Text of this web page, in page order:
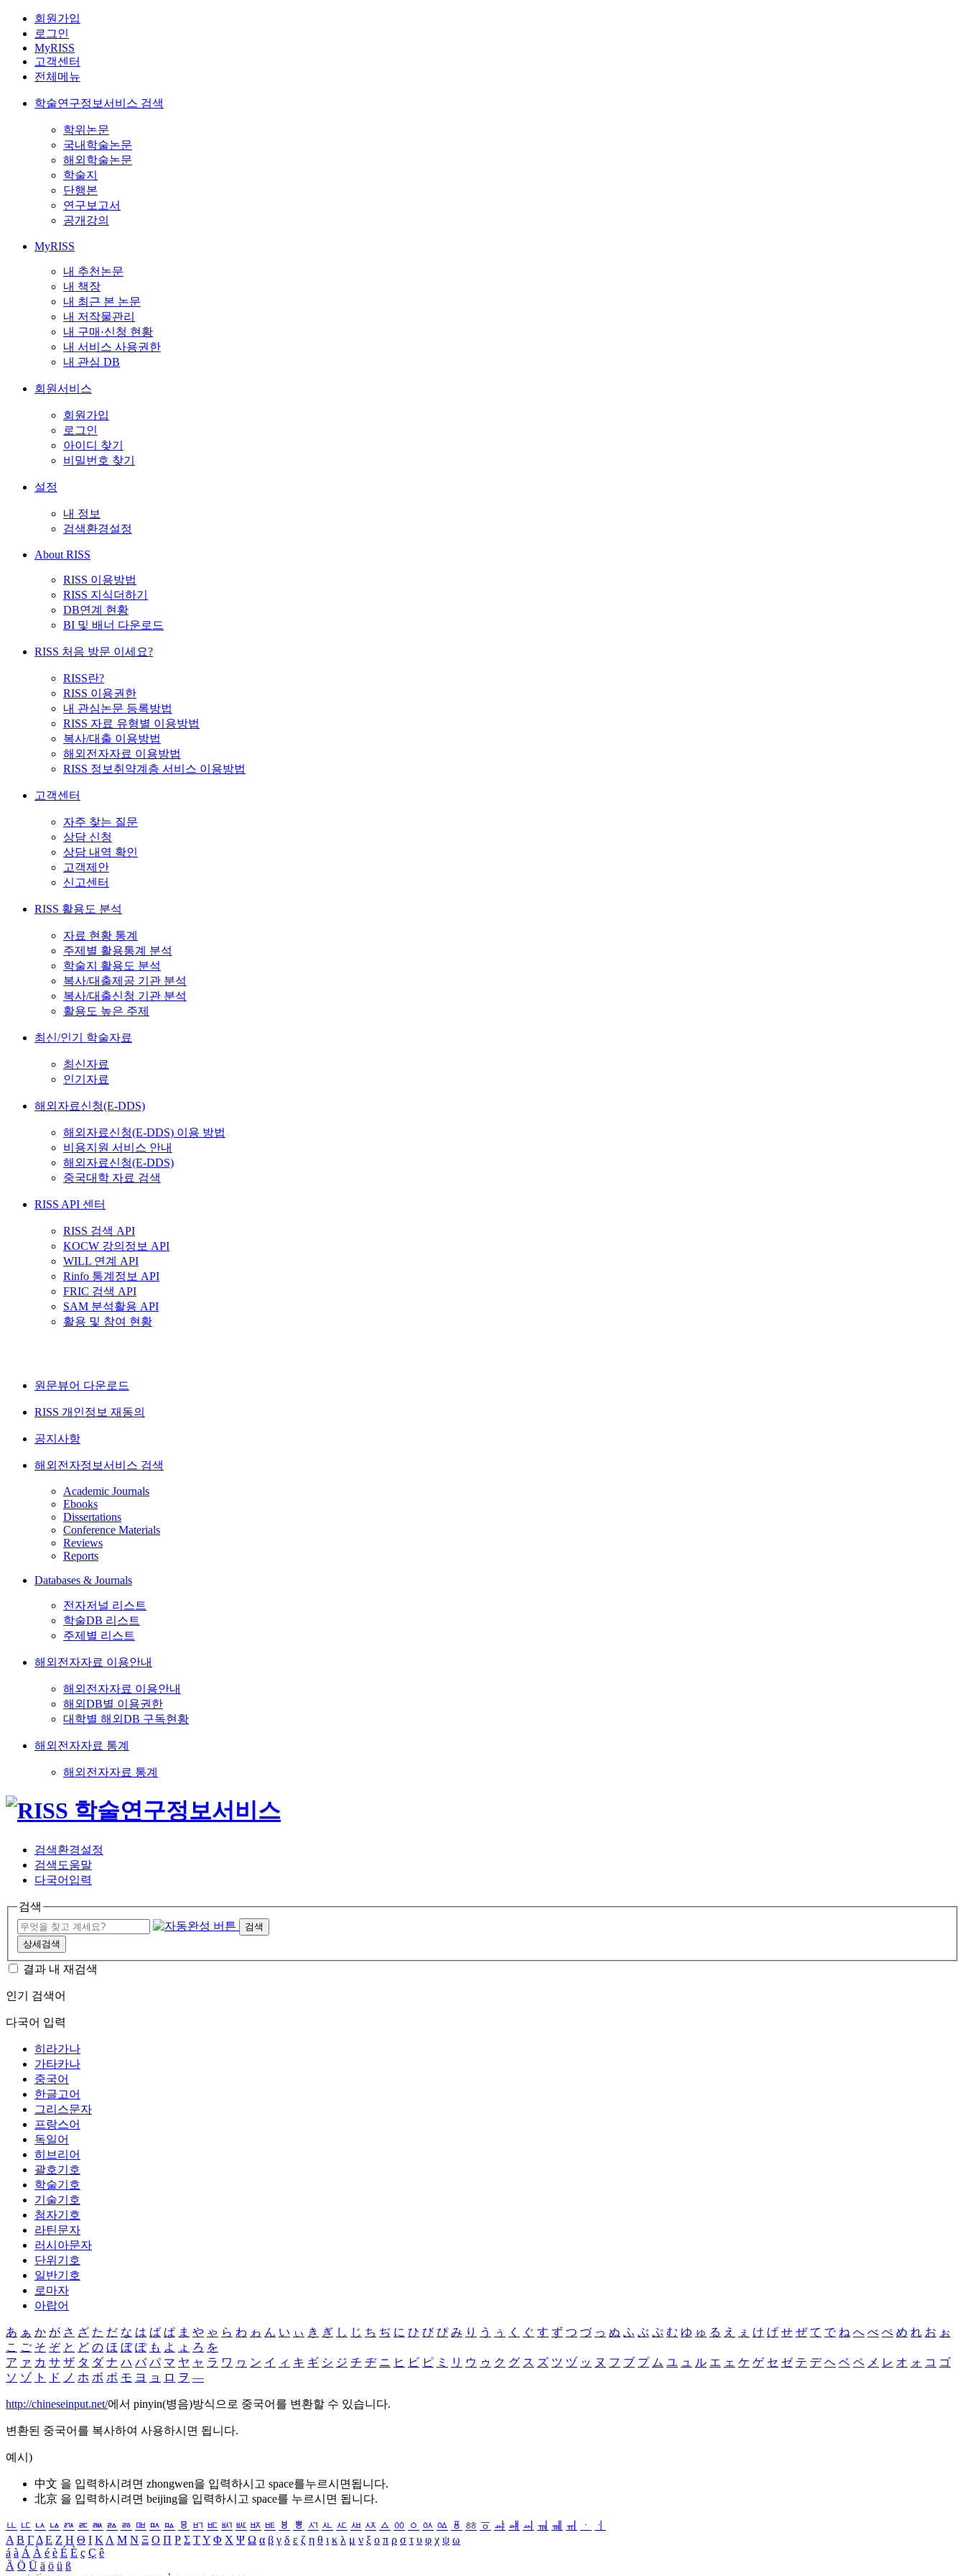
회원가입
로그인
MyRISS
고객센터
전체메뉴
학술연구정보서비스 검색
학위논문
국내학술논문
해외학술논문
학술지
단행본
연구보고서
공개강의
MyRISS
내 추천논문
내 책장
내 최근 본 논문
내 저작물관리
내 구매·신청 현황
내 서비스 사용권한
내 관심 DB
회원서비스
회원가입
로그인
아이디 찾기
비밀번호 찾기
설정
내 정보
검색환경설정
About RISS
RISS 이용방법
RISS 지식더하기
DB연계 현황
BI 및 배너 다운로드
RISS 처음 방문 이세요?
RISS란?
RISS 이용권한
내 관심논문 등록방법
RISS 자료 유형별 이용방법
복사/대출 이용방법
해외전자자료 이용방법
RISS 정보취약계층 서비스 이용방법
고객센터
자주 찾는 질문
상담 신청
상담 내역 확인
고객제안
신고센터
RISS 활용도 분석
자료 현황 통계
주제별 활용통계 분석
학술지 활용도 분석
복사/대출제공 기관 분석
복사/대출신청 기관 분석
활용도 높은 주제
최신/인기 학술자료
최신자료
인기자료
해외자료신청(E-DDS)
해외자료신청(E-DDS) 이용 방법
비용지원 서비스 안내
해외자료신청(E-DDS)
중국대학 자료 검색
RISS API 센터
RISS 검색 API
KOCW 강의정보 API
WILL 연계 API
Rinfo 통계정보 API
FRIC 검색 API
SAM 분석활용 API
활용 및 참여 현황
원문뷰어 다운로드
RISS 개인정보 재동의
공지사항
해외전자정보서비스 검색
Academic Journals
Ebooks
Dissertations
Conference Materials
Reviews
Reports
Databases & Journals
전자저널 리스트
학술DB 리스트
주제별 리스트
해외전자자료 이용안내
해외전자자료 이용안내
해외DB별 이용권한
대학별 해외DB 구독현황
해외전자자료 통계
해외전자자료 통계
검색환경설정
검색도움말
다국어입력
검색
검색
상세검색
결과 내 재검색
인기 검색어
다국어 입력
히라가나
가타카나
중국어
한글고어
그리스문자
프랑스어
독일어
히브리어
괄호기호
학술기호
기술기호
첨자기호
라틴문자
러시아문자
단위기호
일반기호
로마자
아랍어
あ ぁ か が さ ざ た だ な は ば ぱ ま や ゃ ら わ ゎ ん い ぃ き ぎ し じ ち ぢ に ひ び ぴ み り う ぅ く ぐ す ず つ づ っ ぬ ふ ぶ ぷ む ゆ ゅ る え ぇ け げ せ ぜ て で ね へ べ ぺ め れ お ぉ
こ ご そ ぞ と ど の ほ ぼ ぽ も よ ょ ろ を
ア ァ カ サ ザ タ ダ ナ ハ バ パ マ ヤ ャ ラ ワ ヮ ン イ ィ キ ギ シ ジ チ ヂ ニ ヒ ビ ピ ミ リ ウ ゥ ク グ ス ズ ツ ヅ ッ ヌ フ ブ プ ム ユ ュ ル エ ェ ケ ゲ セ ゼ テ デ ヘ ベ ペ メ レ オ ォ コ ゴ
ソ ゾ ト ド ノ ホ ボ ポ モ ヨ ョ ロ ヲ ―
http://chineseinput.net/에서 pinyin(병음)방식으로 중국어를 변환할 수 있습니다.
변환된 중국어를 복사하여 사용하시면 됩니다.
예시)
中文 을 입력하시려면 zhongwen을 입력하시고 space를누르시면됩니다.
北京 을 입력하시려면 beijing을 입력하시고 space를 누르시면 됩니다.
ㅥ ㅦ ㅧ ㅨ ㅩ ㅪ ㅫ ㅬ ㅭ ㅮ ㅯ ㅰ ㅱ ㅲ ㅳ ㅴ ㅵ ㅶ ㅷ ㅸ ㅹ ㅺ ㅻ ㅼ ㅽ ㅾ ㅿ ㆀ ㆁ ㆂ ㆃ ㆄ ㆅ ㆆ ㆇ ㆈ ㆉ ㆊ ㆋ ㆌ ㆍ
ㆎ
Α Β ΓΔ Ε Ζ Η Θ Ι ΚΛ Μ Ν Ξ Ο Π Ρ Σ ΤΥ Φ Χ Ψ Ω α β γ δ ε ζ η θ ι κ λ μ ν ξ ο π ρ σ τ υ φ χ ψ ω
á à Á À é è É È ç Ç ê
Ä Ö Ü ä ö ü ß